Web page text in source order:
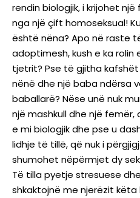
rendin biologjik, i krijohet
nga një çift homoseksual!
është nëna? Apo në raste
adoptimesh, kush e ka rolin
tjetrit? Pse të gjitha
nënë dhe një baba ndërsa
baballarë? Nëse unë nuk
një mashkull dhe një
e mi biologjik dhe pse u
lidhje të tillë, që nuk i
shumohet nëpërmjet dy
Të tilla pyetje stresuese
shkaktojnë me njerëzit këta